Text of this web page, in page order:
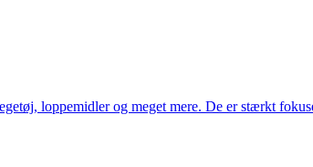
loppemidler og meget mere. De er stærkt